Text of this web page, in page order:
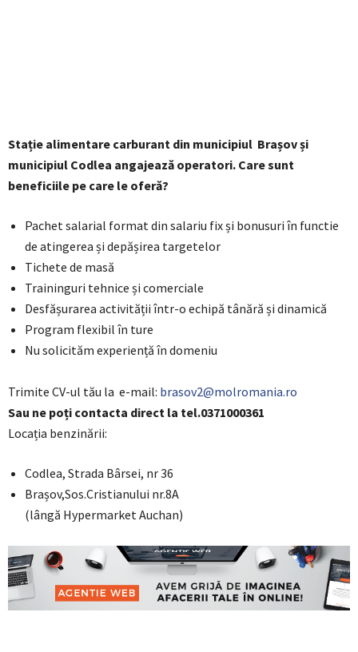
Stație alimentare carburant din municipiul Brașov și
municipiul Codlea angajează operatori. Care sunt
beneficiile pe care le oferă?
Pachet salarial format din salariu fix și bonusuri în functie
de atingerea și depășirea targetelor
Tichete de masă
Traininguri tehnice și comerciale
Desfășurarea activității într-o echipă tânără și dinamică
Program flexibil în ture
Nu solicităm experiență în domeniu
Trimite CV-ul tău la e-mail: brasov2@molromania.ro
Sau ne poți contacta direct la tel.0371000361
Locația benzinării:
Codlea, Strada Bârsei, nr 36
Brașov,Sos.Cristianului nr.8A
(lângă Hypermarket Auchan)